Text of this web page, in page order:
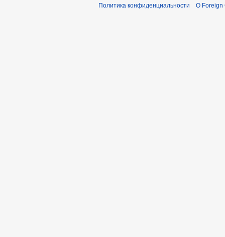
Политика конфиденциальности О Foreign